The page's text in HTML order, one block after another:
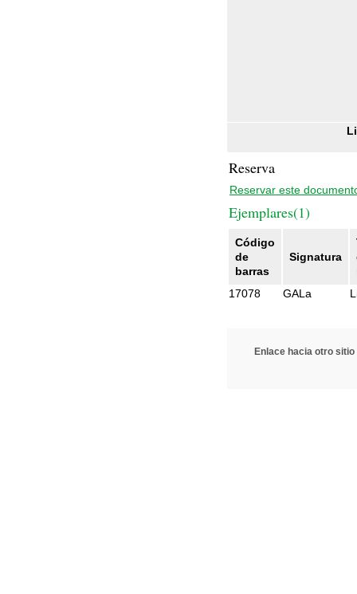
Reserva
Reservar este
Ejemplares(1)
Código
de
barras
Signatura
17078
GALa
Enlace hacia otro sitio